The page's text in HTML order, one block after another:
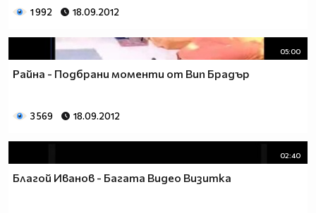
1 992 18.09.2012
05:00
Райна - Подбрани моменти от Вип Брадър
3 569 18.09.2012
02:40
Благой Иванов - Багата Видео Визитка